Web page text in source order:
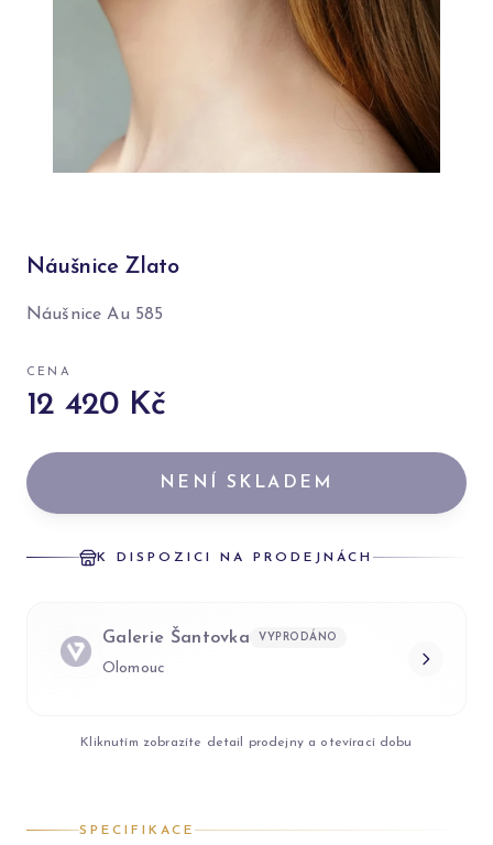
Náušnice Zlato
Náušnice Au 585
CENA
12 420 Kč
NENÍ SKLADEM
K DISPOZICI NA PRODEJNÁCH
Galerie Šantovka VYPRODÁNO
Olomouc
Kliknutím zobrazíte detail prodejny a otevírací dobu
SPECIFIKACE